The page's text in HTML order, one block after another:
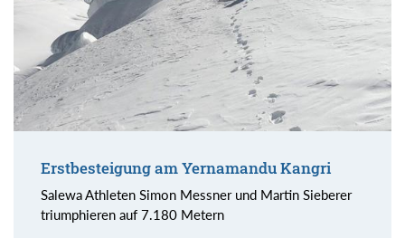
Erstbesteigung am Yernamandu Kangri
Salewa Athleten Simon Messner und Martin Sieberer
triumphieren auf 7.180 Metern